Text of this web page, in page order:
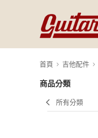
首頁 吉他配件
商品分類
所有分類